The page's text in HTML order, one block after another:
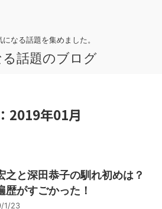
なる話題を集めました。
話題のブログ
2019年01月
之と深田恭子の馴れ初めは？
歴がすごかった！
1/23